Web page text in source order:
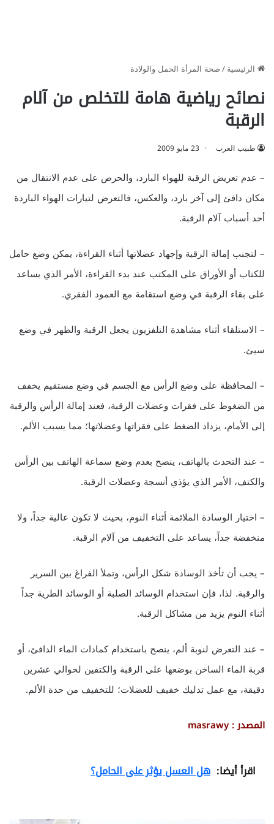
الرئيسية/صحة المرأة الحمل والولادة
نصائح رياضية هامة للتخلص من آلام
الرقبة
طبيب العرب 23 مايو 2009
– عدم تعريض الرقبة للهواء البارد، والحرص على عدم الانتقال من
مكان دافئ إلى آخر بارد، والعكس، فالتعرض لتيارات الهواء الباردة
أحد أسباب آلام الرقبة.
– لتجنب إمالة الرقبة وإجهاد عضلاتها أثناء القراءة، يمكن وضع حامل
للكتاب أو الأوراق على المكتب عند بدء القراءة، الأمر الذي يساعد
على بقاء الرقبة في وضع استقامة مع العمود الفقري.
– الاستلقاء أثناء مشاهدة التلفزيون يجعل الرقبة والظهر في وضع
سيئ.
– المحافظة على وضع الرأس مع الجسم في وضع مستقيم يخفف
من الضغوط على فقرات وعضلات الرقبة، فعند إمالة الرأس والرقبة
إلى الأمام، يزداد الضغط على فقراتها وعضلاتها؛ مما يسبب الألم.
– عند التحدث بالهاتف، ينصح بعدم وضع سماعة الهاتف بين الرأس
والكتف، الأمر الذي يؤذي أنسجة وعضلات الرقبة.
– اختيار الوسادة الملائمة أثناء النوم، بحيث لا تكون عالية جداً، ولا
منخفضة جداً، يساعد على التخفيف من آلام الرقبة.
– يجب أن تأخذ الوسادة شكل الرأس، وتملأ الفراغ بين السرير
والرقبة. لذا، فإن استخدام الوسائد الصلبة أو الوسائد الطرية جداً
أثناء النوم يزيد من مشاكل الرقبة.
– عند التعرض لنوبة ألم، ينصح باستخدام كمادات الماء الدافئ، أو
قربة الماء الساخن بوضعها على الرقبة والكتفين لحوالي عشرين
دقيقة، مع عمل تدليك خفيف للعضلات؛ للتخفيف من حدة الألم.
المصدر : masrawy
اقرأ أيضا: هل العسل يؤثر على الحامل؟